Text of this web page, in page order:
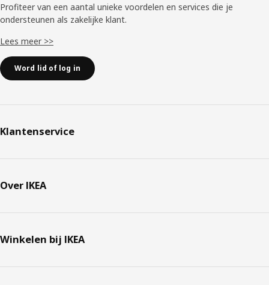
Profiteer van een aantal unieke voordelen en services die je
ondersteunen als zakelijke klant.
Lees meer >>
Word lid of log in
Klantenservice
Over IKEA
Winkelen bij IKEA